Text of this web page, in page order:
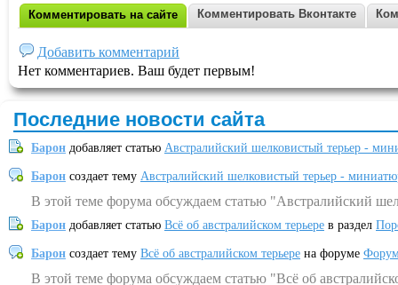
Комментировать на сайте Комментировать Вконтакте
Добавить комментарий
Нет комментариев. Ваш будет первым!
Последние новости сайта
Барон добавляет статью Австралийский шелковистый терьер -
Барон создает тему Австралийский шелковистый терьер -
В этой теме форума обсуждаем статью "Австралийский
Барон добавляет статью Всё об австралийском терьере в раздел
Барон создает тему Всё об австралийском терьере на форуме
В этой теме форума обсуждаем статью "Всё об